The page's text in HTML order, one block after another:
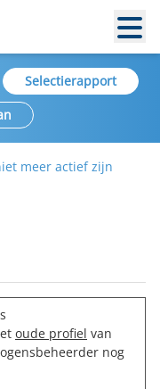
Selectierapport
meer actief zijn
oude profiel van
nog